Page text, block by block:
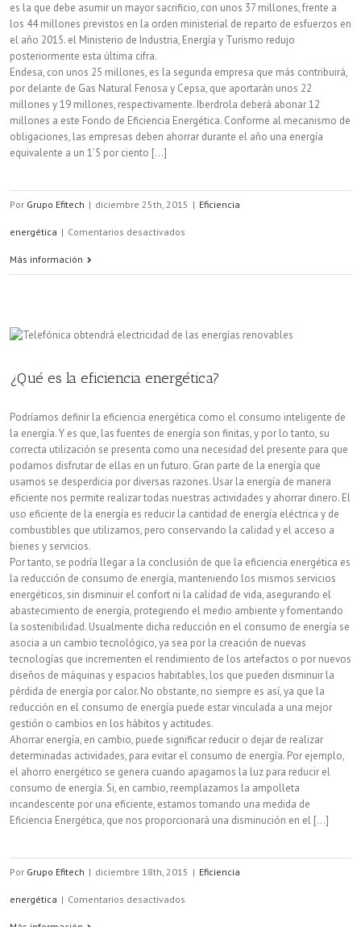
es la que debe asumir un mayor sacrificio, con unos 37 millones, frente a
los 44 millones previstos en la orden ministerial de reparto de esfuerzos en
el año 2015. el Ministerio de Industria, Energía y Turismo redujo
posteriormente esta última cifra.
Endesa, con unos 25 millones, es la segunda empresa que más contribuirá,
por delante de Gas Natural Fenosa y Cepsa, que aportarán unos 22
millones y 19 millones, respectivamente. Iberdrola deberá abonar 12
millones a este Fondo de Eficiencia Energética. Conforme al mecanismo de
obligaciones, las empresas deben ahorrar durante el año una energía
equivalente a un 1’5 por ciento [...]
Por Grupo Efitech | diciembre 25th, 2015 | Eficiencia
energética | Comentarios desactivados
millones
para
el
Fondo
de
Eficiencia
Energética
Más información
¿Qué es la eficiencia energética?
Podríamos definir la eficiencia energética como el consumo inteligente de
la energía. Y es que, las fuentes de energía son finitas, y por lo tanto, su
correcta utilización se presenta como una necesidad del presente para que
podamos disfrutar de ellas en un futuro. Gran parte de la energía que
usamos se desperdicia por diversas razones. Usar la energía de manera
eficiente nos permite realizar todas nuestras actividades y ahorrar dinero. El
uso eficiente de la energía es reducir la cantidad de energía eléctrica y de
combustibles que utilizamos, pero conservando la calidad y el acceso a
bienes y servicios.
Por tanto, se podría llegar a la conclusión de que la eficiencia energética es
la reducción de consumo de energía, manteniendo los mismos servicios
energéticos, sin disminuir el confort ni la calidad de vida, asegurando el
abastecimiento de energía, protegiendo el medio ambiente y fomentando
la sostenibilidad. Usualmente dicha reducción en el consumo de energía se
asocia a un cambio tecnológico, ya sea por la creación de nuevas
tecnologías que incrementen el rendimiento de los artefactos o por nuevos
diseños de máquinas y espacios habitables, los que pueden disminuir la
pérdida de energía por calor. No obstante, no siempre es así, ya que la
reducción en el consumo de energía puede estar vinculada a una mejor
gestión o cambios en los hábitos y actitudes.
Ahorrar energía, en cambio, puede significar reducir o dejar de realizar
determinadas actividades, para evitar el consumo de energía. Por ejemplo,
el ahorro energético se genera cuando apagamos la luz para reducir el
consumo de energía. Si, en cambio, reemplazamos la ampolleta
incandescente por una eficiente, estamos tomando una medida de
Eficiencia Energética, que nos proporcionará una disminución en el [...]
Por Grupo Efitech | diciembre 18th, 2015 | Eficiencia
energética | Comentarios desactivados